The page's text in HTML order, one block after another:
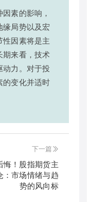
素的影响，
局势以及宏
因素将是主
来看，技术
力。对于投
的变化并适时
下一篇
悔！股指期货主
：市场情绪与趋
势的风向标